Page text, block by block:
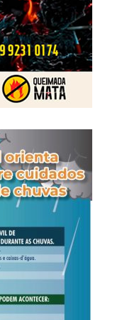
Vip e Sindicato
do Sindicato dos
e conta com o
MT, Aprosoja MT,
inúmeras
– 06/08
Leiteiro – Pavilhão
Jesus